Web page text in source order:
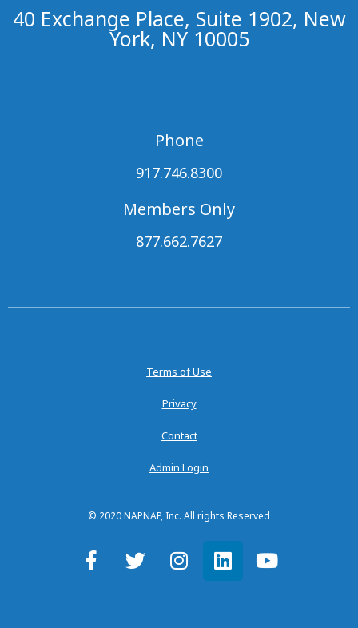
40 Exchange Place, Suite 1902, New
York, NY 10005
Phone
917.746.8300
Members Only
877.662.7627
Terms of Use
Privacy
Contact
Admin Login
© 2020 NAPNAP, Inc. All rights Reserved